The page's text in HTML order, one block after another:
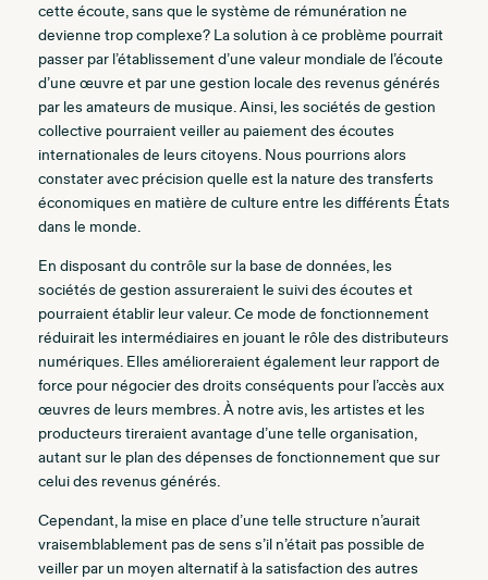
cette écoute, sans que le système de rémunération ne
devienne trop complexe? La solution à ce problème pourrait
passer par l’établissement d’une valeur mondiale de l’écoute
d’une œuvre et par une gestion locale des revenus générés
par les amateurs de musique. Ainsi, les sociétés de gestion
collective pourraient veiller au paiement des écoutes
internationales de leurs citoyens. Nous pourrions alors
constater avec précision quelle est la nature des transferts
économiques en matière de culture entre les différents États
dans le monde.
En disposant du contrôle sur la base de données, les
sociétés de gestion assureraient le suivi des écoutes et
pourraient établir leur valeur. Ce mode de fonctionnement
réduirait les intermédiaires en jouant le rôle des distributeurs
numériques. Elles amélioreraient également leur rapport de
force pour négocier des droits conséquents pour l’accès aux
œuvres de leurs membres. À notre avis, les artistes et les
producteurs tireraient avantage d’une telle organisation,
autant sur le plan des dépenses de fonctionnement que sur
celui des revenus générés.
Cependant, la mise en place d’une telle structure n’aurait
vraisemblablement pas de sens s’il n’était pas possible de
veiller par un moyen alternatif à la satisfaction des autres